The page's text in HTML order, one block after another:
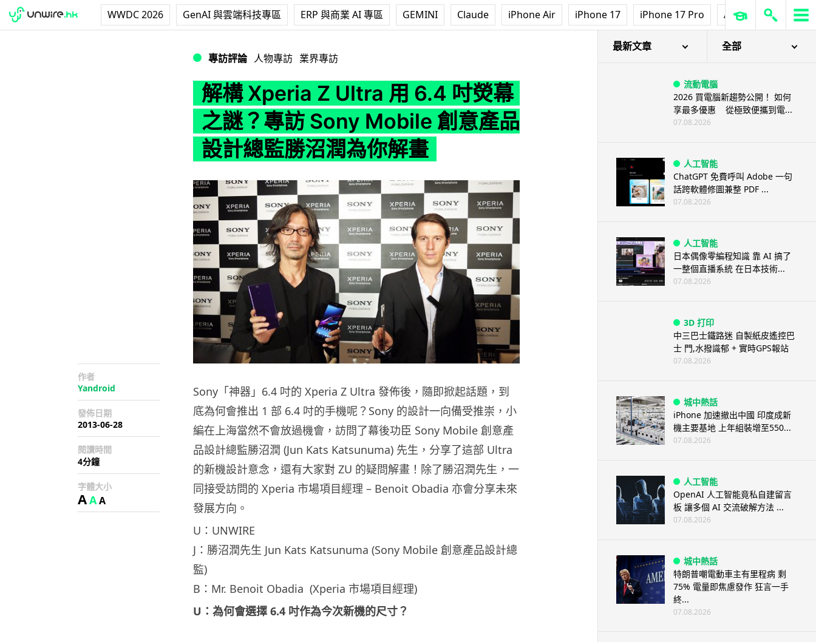
WWDC 2026 GenAI 與雲端科技專區 ERP 與商業 AI 專區 GEMINI Claude iPhone Air iPhone 17 iPhone 17 Pro AirPods Pro 3
專訪評論 人物專訪 業界專訪
解構 Xperia Z Ultra 用 6.4 吋熒幕
之謎？專訪 Sony Mobile 創意產品
設計總監勝沼潤為你解畫
作者
Yandroid
發佈日期
2013-06-28
閱讀時間
4分鐘
字體大小
AAA
Sony「神器」6.4 吋的 Xperia Z Ultra 發佈後，隨即掀起話題，到
底為何會推出 1 部 6.4 吋的手機呢？Sony 的設計一向備受推崇，小
編在上海當然不會放過機會，訪問了幕後功臣 Sony Mobile 創意產
品設計總監勝沼潤 (Jun Kats Katsunuma) 先生，分享了這部 Ultra
的新機設計意念，還有大家對 ZU 的疑問解畫！除了勝沼潤先生，一
同接受訪問的 Xperia 市場項目經理 – Benoit Obadia 亦會分享未來
發展方向。
U：UNWIRE
J：勝沼潤先生 Jun Kats Katsunuma (Sony Mobile 創意產品設計總
監)
B：Mr. Benoit Obadia (Xperia 市場項目經理)
U：為何會選擇 6.4 吋作為今次新機的尺寸？
最新文章 全部
流動電腦
2026 買電腦新趨勢公開！ 如何
享最多優惠 從極致便攜到電...
07.08.2026
人工智能
ChatGPT 免費呼叫 Adobe 一句
話跨軟體修圖兼整 PDF ...
07.08.2026
人工智能
日本偶像零編程知識 靠 AI 搞了
一整個直播系統 在日本技術...
07.08.2026
3D 打印
中三巴士鐵路迷 自製紙皮遙控巴
士 門,水撥識郁 + 實時GPS報站
07.08.2026
城中熱話
iPhone 加速撤出中國 印度成新
機主要基地 上年組裝增至550...
07.08.2026
人工智能
OpenAI 人工智能竟私自建留言
板 讓多個 AI 交流破解方法 ...
07.08.2026
城中熱話
特朗普嘲電動車主有里程病 剩
75% 電量即焦慮發作 狂言一手
終...
07.08.2026